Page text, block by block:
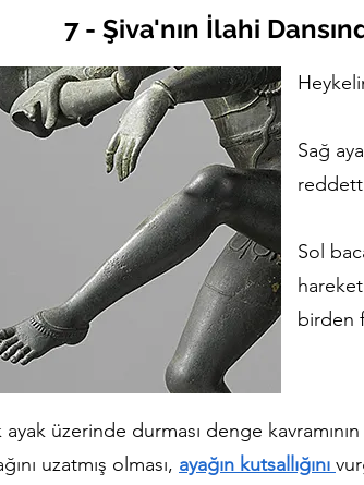
7 - Şiva'nın İlahi
Sağ
Sol
birden
ayak üzerinde durması denge
uzatmış olması, ayağın kutsallığını